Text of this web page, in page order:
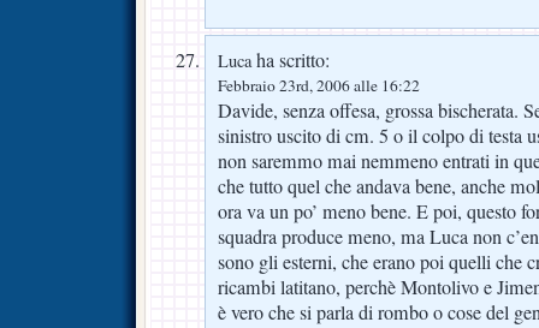
Lucaha scritto:
Febbraio 23rd, 2006 alle 16:22
Davide, senza offesa, grossa bischerata.
sinistro uscito di cm. 5 o il colpo di testa
non saremmo mai nemmeno entrati in
che tutto quel che andava bene, anche
ora va un po’ meno bene. E poi, questo
squadra produce meno, ma Luca non
sono gli esterni, che erano poi quelli che
ricambi latitano, perchè Montolivo e
è vero che si parla di rombo o cose del